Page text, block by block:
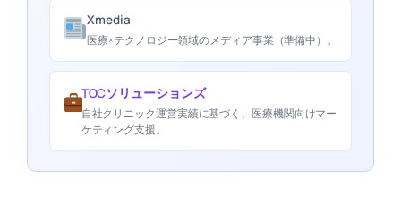
Xmedia
医療×テクノロジー領域のメディア事業（準備中）。
TOCソリューションズ
自社クリニック運営実績に基づく、医療機関向けマー
ケティング支援。